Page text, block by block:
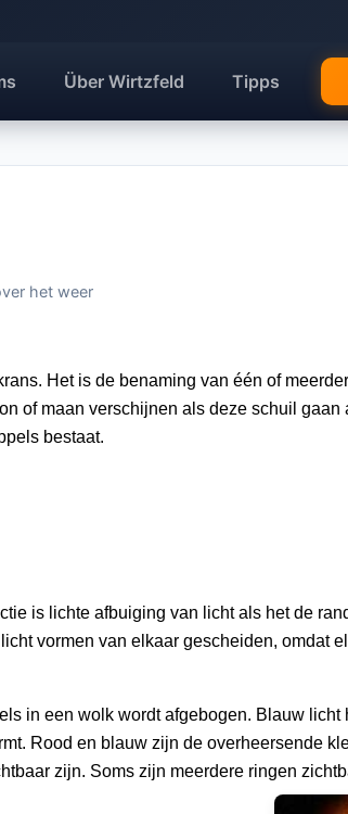
Über Wirtzfeld Tipps
het weer
Het is de benaming van één of
of maan verschijnen als deze schuil gaan
bestaat.
is lichte afbuiging van licht als het de
vormen van elkaar gescheiden, omdat
in een wolk wordt afgebogen. Blauw licht
Rood en blauw zijn de overheersende
zijn. Soms zijn meerdere ringen